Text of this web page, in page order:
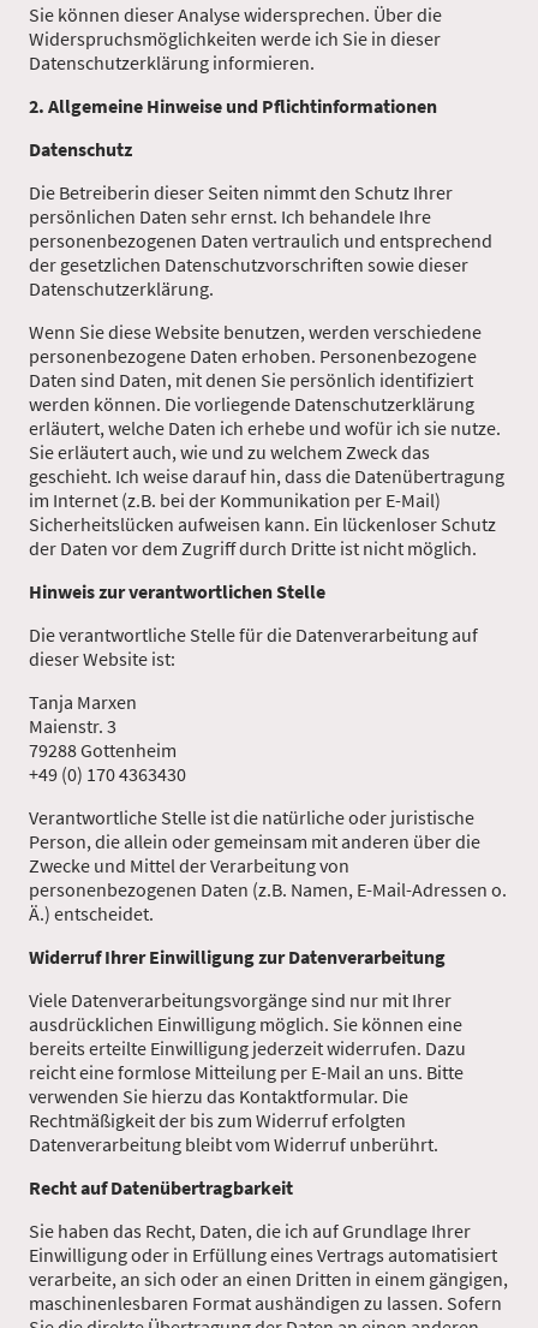
Sie können dieser Analyse widersprechen. Über die
Widerspruchsmöglichkeiten werde ich Sie in dieser
Datenschutzerklärung informieren.
2. Allgemeine Hinweise und Pflichtinformationen
Datenschutz
Die Betreiberin dieser Seiten nimmt den Schutz Ihrer
persönlichen Daten sehr ernst. Ich behandele Ihre
personenbezogenen Daten vertraulich und entsprechend
der gesetzlichen Datenschutzvorschriften sowie dieser
Datenschutzerklärung.
Wenn Sie diese Website benutzen, werden verschiedene
personenbezogene Daten erhoben. Personenbezogene
Daten sind Daten, mit denen Sie persönlich identifiziert
werden können. Die vorliegende Datenschutzerklärung
erläutert, welche Daten ich erhebe und wofür ich sie nutze.
Sie erläutert auch, wie und zu welchem Zweck das
geschieht. Ich weise darauf hin, dass die Datenübertragung
im Internet (z.B. bei der Kommunikation per E-Mail)
Sicherheitslücken aufweisen kann. Ein lückenloser Schutz
der Daten vor dem Zugriff durch Dritte ist nicht möglich.
Hinweis zur verantwortlichen Stelle
Die verantwortliche Stelle für die Datenverarbeitung auf
dieser Website ist:
Tanja Marxen
Maienstr. 3
79288 Gottenheim
+49 (0) 170 4363430
Verantwortliche Stelle ist die natürliche oder juristische
Person, die allein oder gemeinsam mit anderen über die
Zwecke und Mittel der Verarbeitung von
personenbezogenen Daten (z.B. Namen, E-Mail-Adressen o.
Ä.) entscheidet.
Widerruf Ihrer Einwilligung zur Datenverarbeitung
Viele Datenverarbeitungsvorgänge sind nur mit Ihrer
ausdrücklichen Einwilligung möglich. Sie können eine
bereits erteilte Einwilligung jederzeit widerrufen. Dazu
reicht eine formlose Mitteilung per E-Mail an uns. Bitte
verwenden Sie hierzu das Kontaktformular. Die
Rechtmäßigkeit der bis zum Widerruf erfolgten
Datenverarbeitung bleibt vom Widerruf unberührt.
Recht auf Datenübertragbarkeit
Sie haben das Recht, Daten, die ich auf Grundlage Ihrer
Einwilligung oder in Erfüllung eines Vertrags automatisiert
verarbeite, an sich oder an einen Dritten in einem gängigen,
maschinenlesbaren Format aushändigen zu lassen. Sofern